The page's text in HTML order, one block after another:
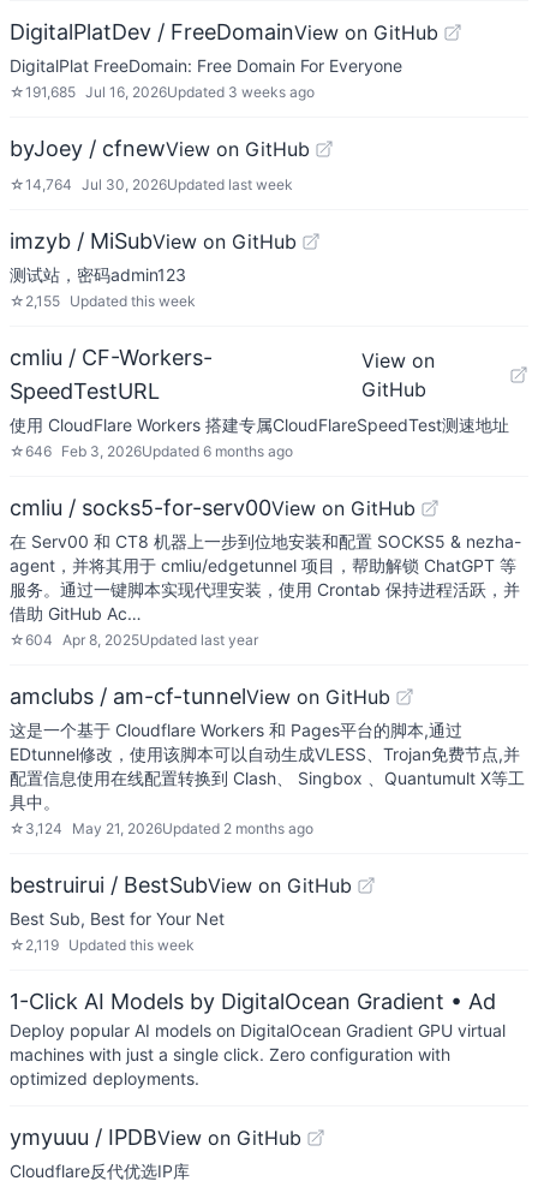
DigitalPlatDev / FreeDomainView on GitHub
DigitalPlat FreeDomain: Free Domain For Everyone
☆191,685 Jul 16, 2026Updated 3 weeks ago
byJoey / cfnewView on GitHub
☆14,764 Jul 30, 2026Updated last week
imzyb / MiSubView on GitHub
测试站，密码admin123
☆ 2,155 Updated this week
cmliu / CF-Workers-
SpeedTestURL
View on
GitHub
使用 CloudFlare Workers 搭建专属CloudFlareSpeedTest测速地址
☆646 Feb 3, 2026Updated 6 months ago
cmliu / socks5-for-serv00View on GitHub
在 Serv00 和 CT8 机器上一步到位地安装和配置 SOCKS5 & nezha-
agent，并将其用于 cmliu/edgetunnel 项目，帮助解锁 ChatGPT 等
服务。通过一键脚本实现代理安装，使用 Crontab 保持进程活跃，并
借助 GitHub Ac…
☆604 Apr 8, 2025Updated last year
amclubs / am-cf-tunnelView on GitHub
这是一个基于 Cloudflare Workers 和 Pages平台的脚本,通过
EDtunnel修改，使用该脚本可以自动生成VLESS、Trojan免费节点,并
配置信息使用在线配置转换到 Clash、 Singbox 、Quantumult X等工
具中。
☆ 3,124 May 21, 2026Updated 2 months ago
bestruirui / BestSubView on GitHub
Best Sub, Best for Your Net
☆ 2,119 Updated this week
1-Click AI Models by DigitalOcean Gradient • Ad
Deploy popular AI models on DigitalOcean Gradient GPU virtual
machines with just a single click. Zero configuration with
optimized deployments.
ymyuuu / IPDBView on GitHub
Cloudflare反代优选IP库